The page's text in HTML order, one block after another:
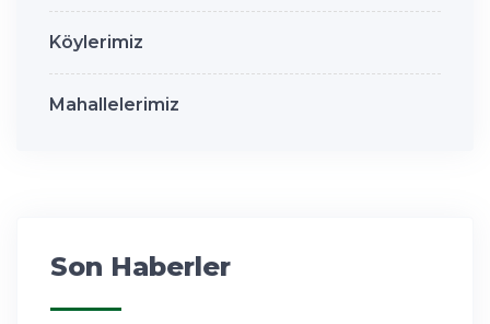
Köylerimiz
Mahallelerimiz
Son Haberler